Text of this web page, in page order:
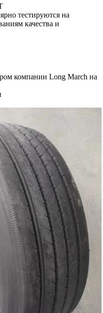
тестируются на
качества и
компании Long March на